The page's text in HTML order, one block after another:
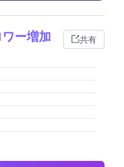
ー増加 共有